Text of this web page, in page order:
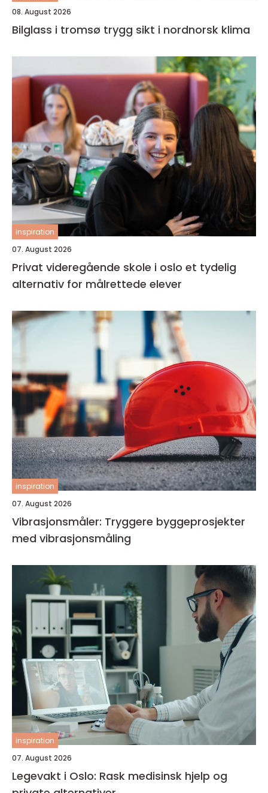
08. August 2026
Bilglass i tromsø trygg sikt i nordnorsk klima
inspiration
07. August 2026
Privat videregående skole i oslo et tydelig
alternativ for målrettede elever
inspiration
07. August 2026
Vibrasjonsmåler: Tryggere byggeprosjekter
med vibrasjonsmåling
inspiration
07. August 2026
Legevakt i Oslo: Rask medisinsk hjelp og